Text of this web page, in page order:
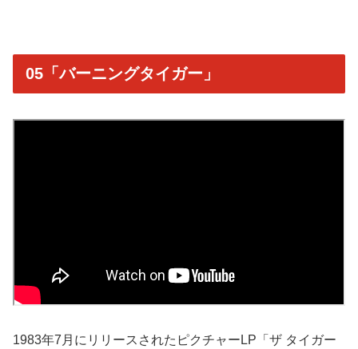
05「バーニングタイガー」
1983年7月にリリースされたピクチャーLP「ザ タイガー